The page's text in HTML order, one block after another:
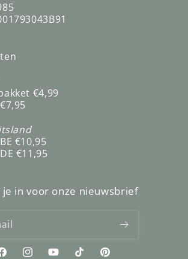
€4,99
€10,95
€11,95
je in voor onze nieuwsbrief